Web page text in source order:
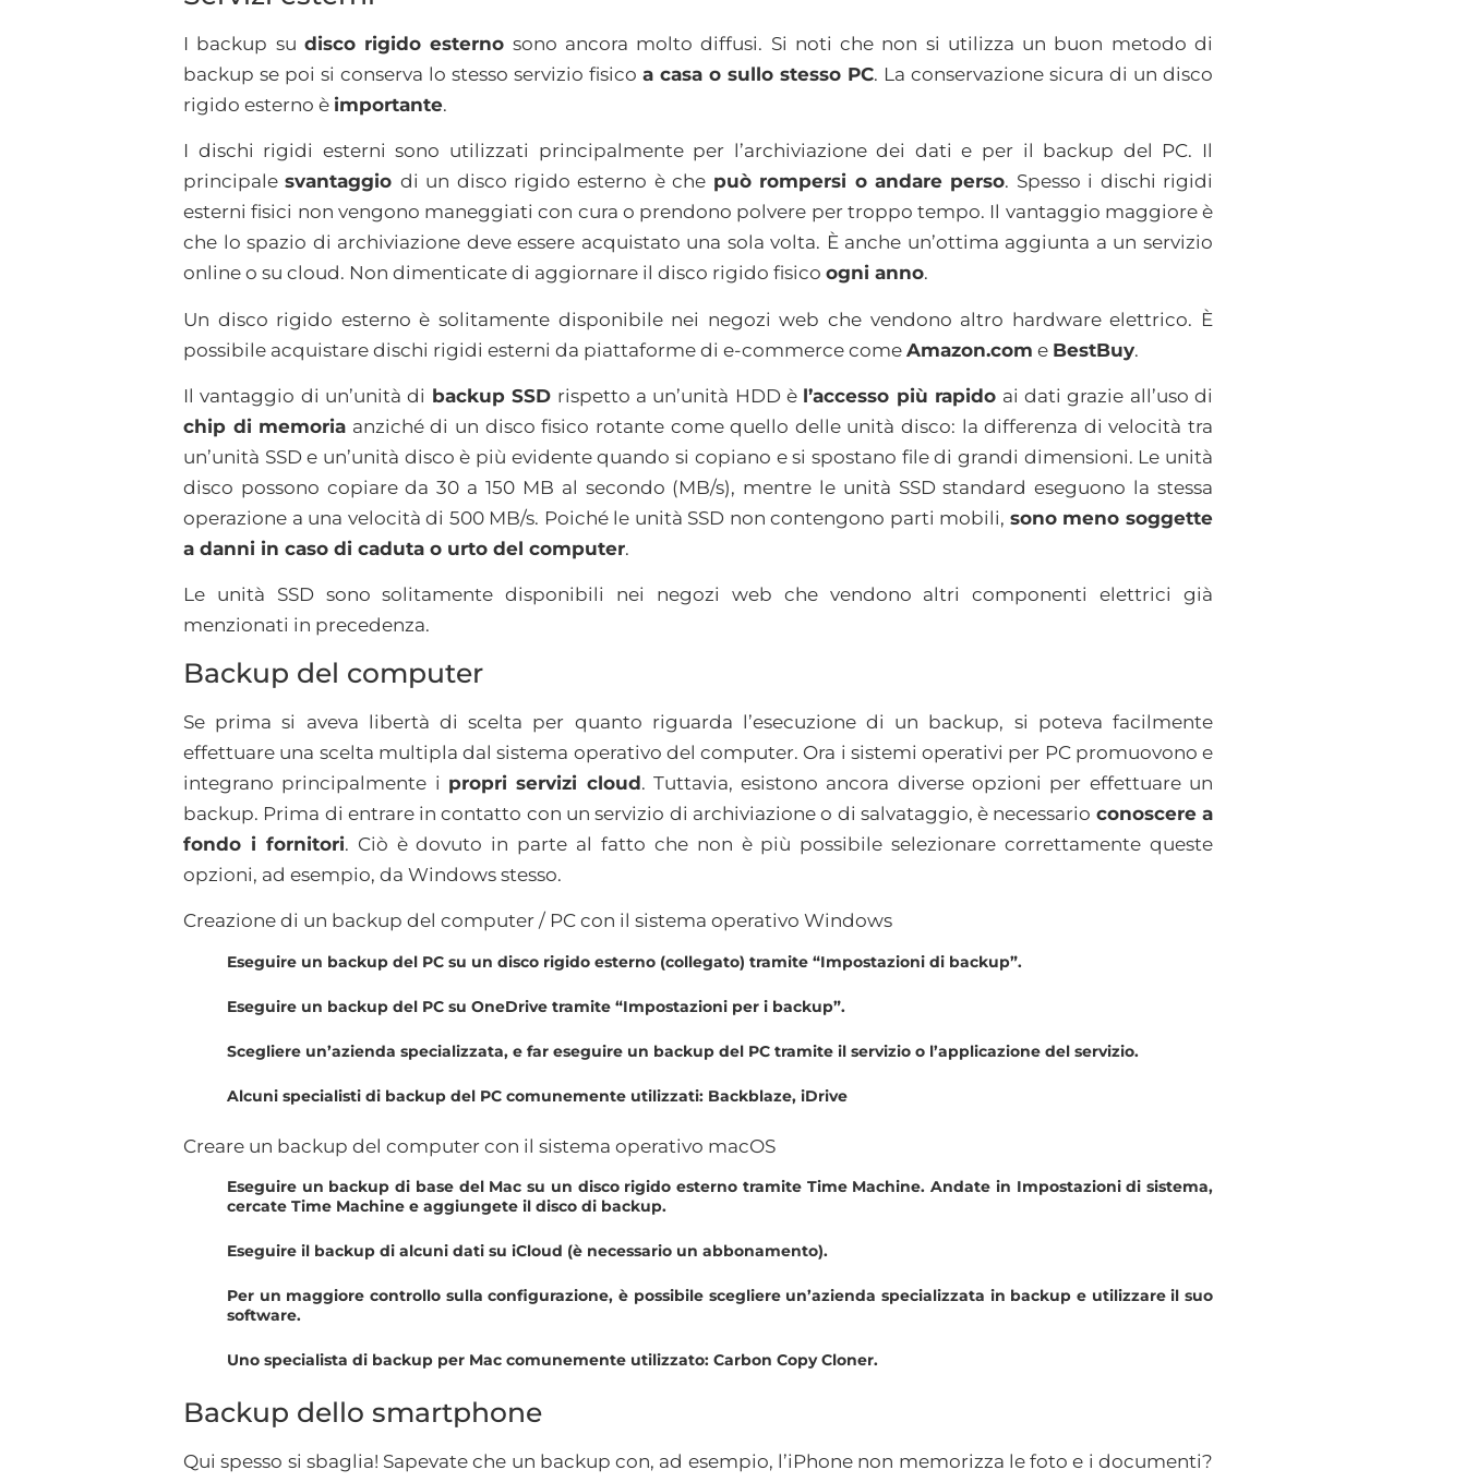
I backup su disco rigido esterno sono ancora molto diffusi. Si noti che non si utilizza un buon metodo di
backup se poi si conserva lo stesso servizio fisico a casa o sullo stesso PC. La conservazione sicura di un disco
rigido esterno è importante.
I dischi rigidi esterni sono utilizzati principalmente per l’archiviazione dei dati e per il backup del PC. Il
principalesvantaggio di un disco rigido esterno è che può rompersi o andare perso. Spesso i dischi rigidi
esterni fisici non vengono maneggiati con cura o prendono polvere per troppo tempo. Il vantaggio maggiore è
che lo spazio di archiviazione deve essere acquistato una sola volta. È anche un’ottima aggiunta a un servizio
online o su cloud. Non dimenticate di aggiornare il disco rigido fisico ogni anno.
Un disco rigido esterno è solitamente disponibile nei negozi web che vendono altro hardware elettrico. È
possibile acquistare dischi rigidi esterni da piattaforme di e-commerce come Amazon.com e BestBuy.
Il vantaggio di un’unità di backup SSD rispetto a un’unità HDD è l’accesso più rapido ai dati grazie all’uso di
chip di memoria anziché di un disco fisico rotante come quello delle unità disco: la differenza di velocità tra
un’unità SSD e un’unità disco è più evidente quando si copiano e si spostano file di grandi dimensioni. Le unità
disco possono copiare da 30 a 150 MB al secondo (MB/s), mentre le unità SSD standard eseguono la stessa
operazione a una velocità di 500 MB/s. Poiché le unità SSD non contengono parti mobili, sono meno soggette
a danni in caso di caduta o urto del computer.
Le unità SSD sono solitamente disponibili nei negozi web che vendono altri componenti elettrici già
menzionati in precedenza.
Backup del computer
Se prima si aveva libertà di scelta per quanto riguarda l’esecuzione di un backup, si poteva facilmente
effettuare una scelta multipla dal sistema operativo del computer. Ora i sistemi operativi per PC promuovono e
integrano principalmente i propri servizi cloud. Tuttavia, esistono ancora diverse opzioni per effettuare un
backup. Prima di entrare in contatto con un servizio di archiviazione o di salvataggio, è necessario conoscere a
fondo i fornitori. Ciò è dovuto in parte al fatto che non è più possibile selezionare correttamente queste
opzioni, ad esempio, da Windows stesso.
Creazione di un backup del computer / PC con il sistema operativo Windows
Eseguire un backup del PC su un disco rigido esterno (collegato) tramite “Impostazioni di backup”.
Eseguire un backup del PC su OneDrive tramite “Impostazioni per i backup”.
Scegliere un’azienda specializzata, e far eseguire un backup del PC tramite il servizio o l’applicazione del servizio.
Alcuni specialisti di backup del PC comunemente utilizzati: Backblaze, iDrive
Creare un backup del computer con il sistema operativo macOS
Eseguire un backup di base del Mac su un disco rigido esterno tramite Time Machine. Andate in Impostazioni di sistema,
cercate Time Machine e aggiungete il disco di backup.
Eseguire il backup di alcuni dati su iCloud (è necessario un abbonamento).
Per un maggiore controllo sulla configurazione, è possibile scegliere un’azienda specializzata in backup e utilizzare il suo
software.
Uno specialista di backup per Mac comunemente utilizzato: Carbon Copy Cloner.
Backup dello smartphone
Qui spesso si sbaglia! Sapevate che un backup con, ad esempio, l’iPhone non memorizza le foto e i documenti?